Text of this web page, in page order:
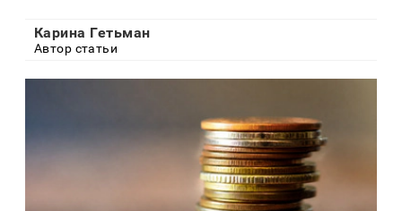
Карина Гетьман
Автор статьи